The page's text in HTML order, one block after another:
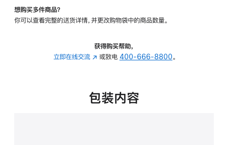
转
的
想购买多件商品？
你可以查看完整的送货详情，并更改购物袋中的商品数量。
获得购买帮助，
立即在线交流 (在
中
或致电 400-666-8800。
包装内容